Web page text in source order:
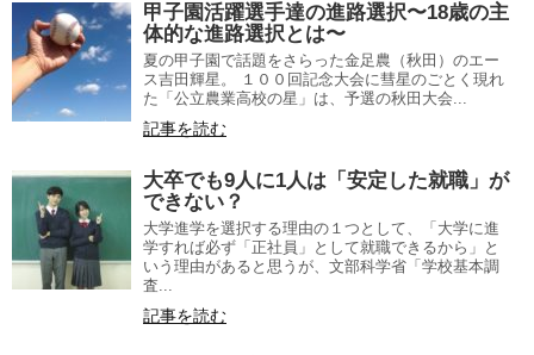
甲子園活躍選手達の進路選択〜18歳の主
体的な進路選択とは〜
夏の甲子園で話題をさらった金足農（秋田）のエー
ス吉田輝星。 １００回記念大会に彗星のごとく現れ
た「公立農業高校の星」は、予選の秋田大会...
記事を読む
大卒でも9人に1人は「安定した就職」が
できない？
大学進学を選択する理由の１つとして、「大学に進
学すれば必ず「正社員」として就職できるから」と
いう理由があると思うが、文部科学省「学校基本調
査...
記事を読む